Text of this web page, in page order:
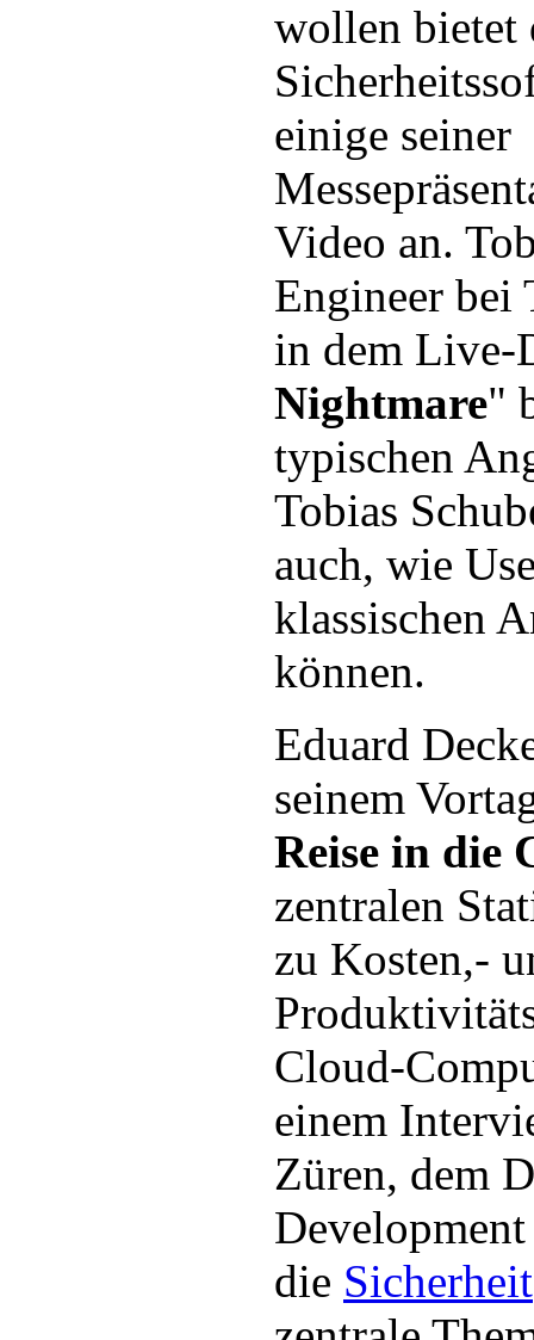
wollen bietet
einige seiner
Video an.
Engineer bei
in dem Live-
Nightmare"
typischen
Tobias
auch, wie
klassischen
können.
Eduard
seinem
Reise in die
zentralen
zu Kosten,-
Cloud-
einem
Züren, dem
die Sicherheit